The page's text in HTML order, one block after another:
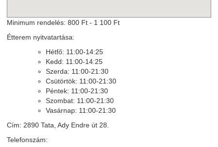
Minimum rendelés: 800 Ft - 1 100 Ft
Étterem nyitvatartása:
Hétfő: 11:00-14:25
Kedd: 11:00-14:25
Szerda: 11:00-21:30
Csütörtök: 11:00-21:30
Péntek: 11:00-21:30
Szombat: 11:00-21:30
Vasárnap: 11:00-21:30
Cím: 2890 Tata, Ady Endre út 28.
Telefonszám: